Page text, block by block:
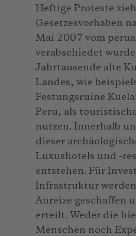
Heftige Proteste
Gesetzesvorhaben
Mai 2007 vom
verabschiedet
Jahrtausende alte
Landes, wie
Festungsruine
Peru, als
nutzen. Innerhalb
dieser
Luxushotels und -
entstehen. Für
Infrastruktur
Anreize geschaffen
erteilt. Weder die
Menschen noch